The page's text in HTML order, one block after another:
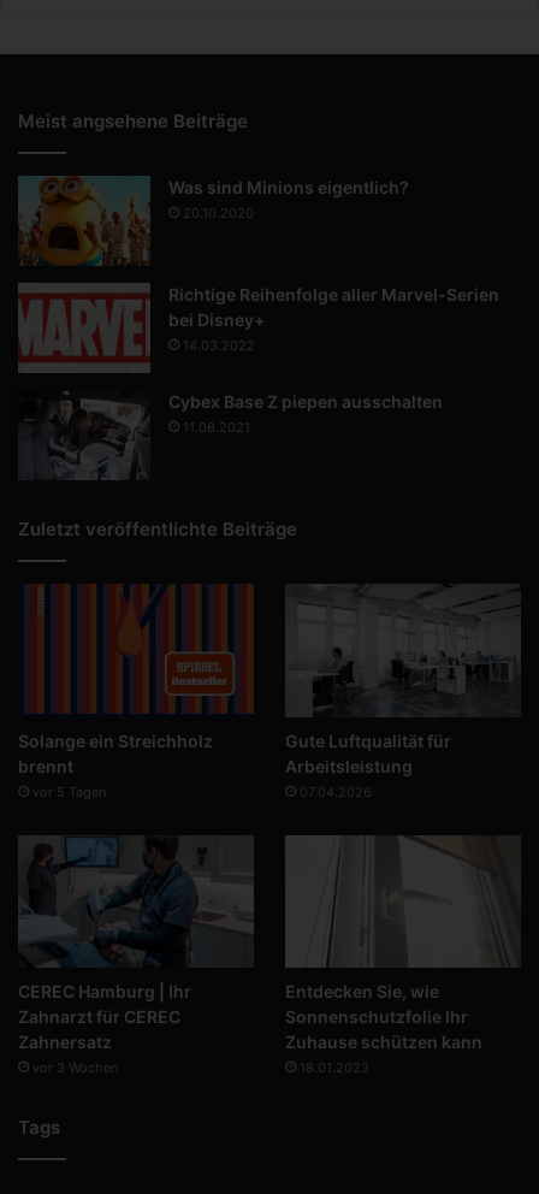
Meist angsehene Beiträge
Was sind Minions eigentlich?
20.10.2020
Richtige Reihenfolge aller Marvel-Serien
bei Disney+
14.03.2022
Cybex Base Z piepen ausschalten
11.08.2021
Zuletzt veröffentlichte Beiträge
Solange ein Streichholz
brennt
vor 5 Tagen
Gute Luftqualität für
Arbeitsleistung
07.04.2026
CEREC Hamburg | Ihr
Zahnarzt für CEREC
Zahnersatz
vor 3 Wochen
Entdecken Sie, wie
Sonnenschutzfolie Ihr
Zuhause schützen kann
18.01.2023
Tags